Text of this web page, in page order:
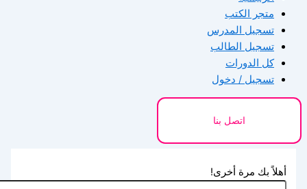
متجر الكتب
تسجيل المدرس
تسجيل الطالب
كل الدورات
تسجيل / دخول
اتصل بنا
أهلاً بك مرة أخرى!